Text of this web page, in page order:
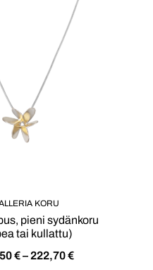
KORU
pieni sydänkoru
tai kullattu)
€ – 222,70€